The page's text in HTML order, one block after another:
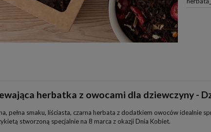
herbatka z owocami dla dziewczyny -
pełna smaku, liściasta, czarna herbata z dodatkiem owoców idealnie
stworzoną specjalnie na 8 marca z okazji Dnia Kobiet.